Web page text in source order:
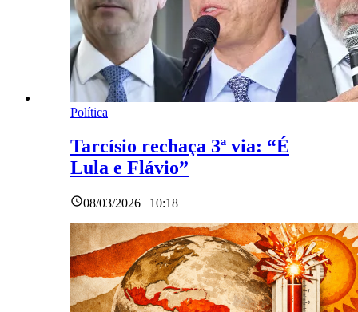
Política
Tarcísio rechaça 3ª via: “É
Lula e Flávio”
08/03/2026 | 10:18